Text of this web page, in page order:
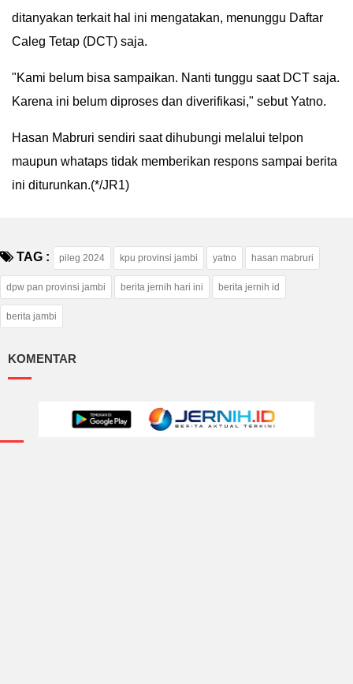
ADVERTORIAL
BERITA
ditanyakan terkait hal ini mengatakan, menunggu Daftar
Caleg Tetap (DCT) saja.
"Kami belum bisa sampaikan. Nanti tunggu saat DCT saja.
Karena ini belum diproses dan diverifikasi," sebut Yatno.
Hasan Mabruri sendiri saat dihubungi melalui telpon
maupun whataps tidak memberikan respons sampai berita
ini diturunkan.(*/JR1)
TAG : pileg 2024 kpu provinsi jambi yatno hasan mabruri
dpw pan provinsi jambi berita jernih hari ini berita jernih id
berita jambi
KOMENTAR